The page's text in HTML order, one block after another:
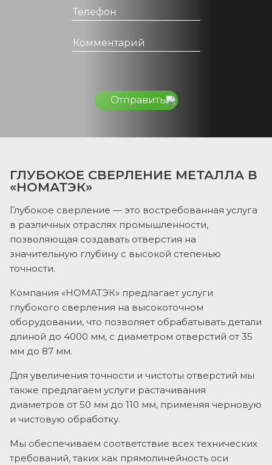
Отправить
ГЛУБОКОЕ СВЕРЛЕНИЕ МЕТАЛЛА В
«НОМАТЭК»
Глубокое сверление — это востребованная услуга
в различных отраслях промышленности,
позволяющая создавать отверстия на
значительную глубину с высокой степенью
точности.
Компания «НОМАТЭК» предлагает услуги
глубокого сверления на высокоточном
оборудовании, что позволяет обрабатывать детали
длиной до 4000 мм, с диаметром отверстий от 35
мм до 87 мм.
Для увеличения точности и чистоты отверстий мы
также предлагаем услуги растачивания
диаметров от 50 мм до 110 мм, применяя черновую
и чистовую обработку.
Мы обеспечиваем соответствие всех технических
требований, таких как прямолинейность оси